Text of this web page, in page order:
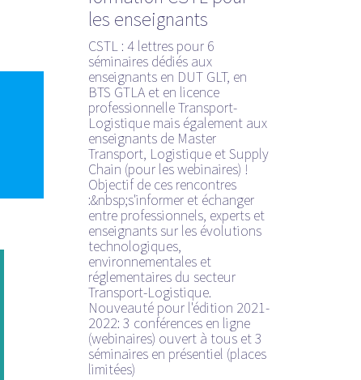
les enseignants
CSTL : 4 lettres pour 6
séminaires dédiés aux
enseignants en DUT GLT, en
BTS GTLA et en licence
professionnelle Transport-
Logistique mais également aux
enseignants de Master
Transport, Logistique et Supply
Chain (pour les webinaires) !
Objectif de ces rencontres
:&nbsp;s'informer et échanger
entre professionnels, experts et
enseignants sur les évolutions
technologiques,
environnementales et
réglementaires du secteur
Transport-Logistique.
Nouveauté pour l'édition 2021-
2022: 3 conférences en ligne
(webinaires) ouvert à tous et 3
séminaires en présentiel (places
limitées)